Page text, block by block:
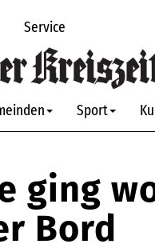
Service
Sport
ging
Bord